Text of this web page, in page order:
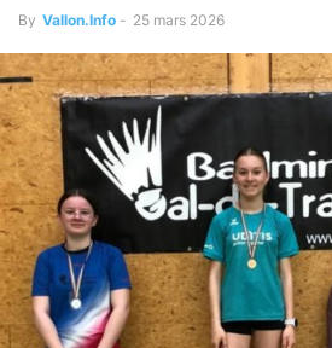
By Vallon.Info - 25 mars 2026